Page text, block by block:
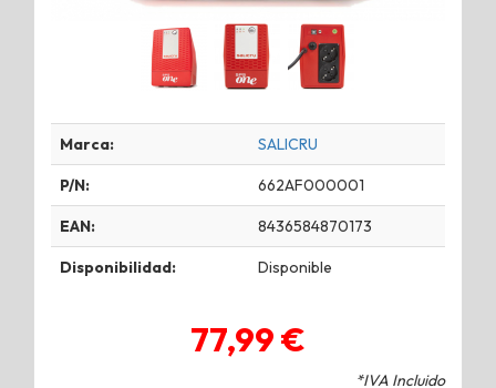
Marca: SALICRU
P/N: 662AF000001
EAN: 8436584870173
Disponibilidad: Disponible
77,99 €
*IVA Incluido